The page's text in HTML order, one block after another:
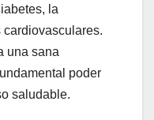
la
una sana
poder
saludable.